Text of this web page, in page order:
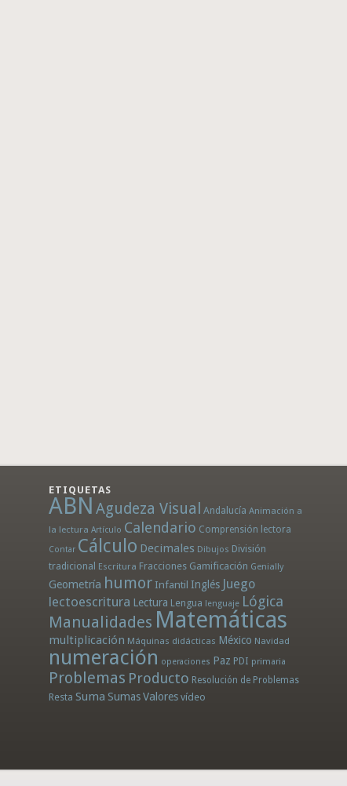
ETIQUETAS
ABN Agudeza Visual Andalucía Animación a
la lectura Artículo Calendario Comprensión lectora
Contar Cálculo Decimales Dibujos División
tradicional Escritura Fracciones Gamificación Genially
Geometría humor Infantil Inglés Juego
lectoescritura Lectura Lengua lenguaje Lógica
Manualidades Matemáticas
multiplicación Máquinas didácticas México Navidad
numeración operaciones Paz PDI primaria
Problemas Producto Resolución de Problemas
Resta Suma SumasValores vídeo